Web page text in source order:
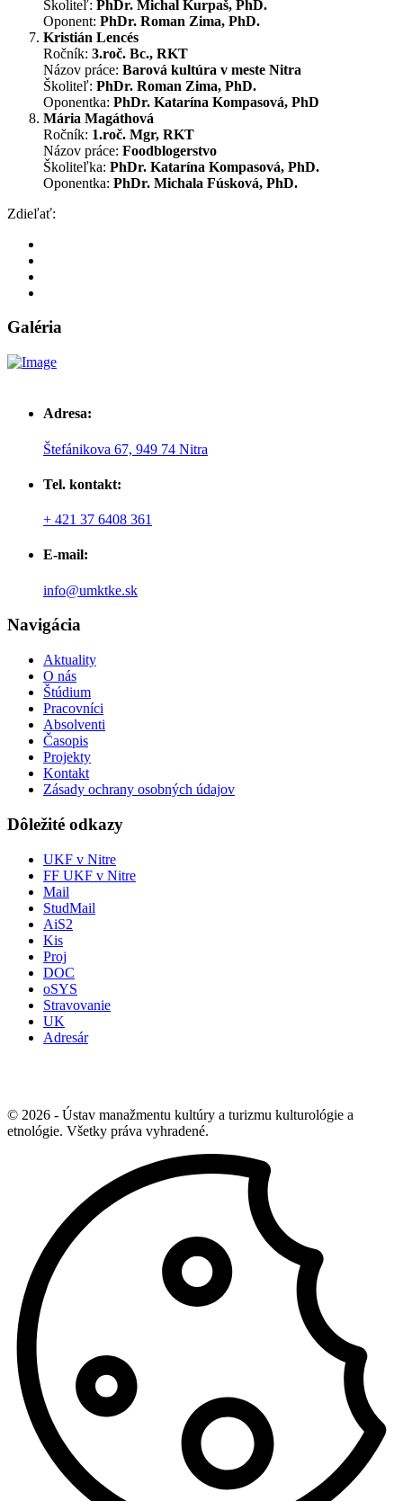
Školiteľ: PhDr. Michal Kurpaš, PhD.
Oponent: PhDr. Roman Zima, PhD.
Kristián Lencés
Ročník: 3.roč. Bc., RKT
Názov práce: Barová kultúra v meste Nitra
Školiteľ: PhDr. Roman Zima, PhD.
Oponentka: PhDr. Katarína Kompasová, PhD
Mária Magáthová
Ročník: 1.roč. Mgr, RKT
Názov práce: Foodblogerstvo
Školiteľka: PhDr. Katarína Kompasová, PhD.
Oponentka: PhDr. Michala Fúsková, PhD.
Zdieľať:
Galéria
Adresa:
Štefánikova 67, 949 74 Nitra
Tel. kontakt:
+ 421 37 6408 361
E-mail:
info@umktke.sk
Navigácia
Aktuality
O nás
Štúdium
Pracovníci
Absolventi
Časopis
Projekty
Kontakt
Zásady ochrany osobných údajov
Dôležité odkazy
UKF v Nitre
FF UKF v Nitre
Mail
StudMail
AiS2
Kis
Proj
DOC
oSYS
Stravovanie
UK
Adresár
© 2026 - Ústav manažmentu kultúry a turizmu kulturológie a
etnológie. Všetky práva vyhradené.